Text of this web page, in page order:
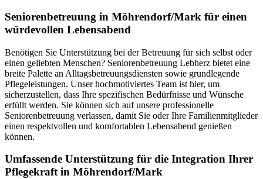
Senioren­betreuung in Möhrendorf/Mark für einen
würdevollen Lebensabend
Benötigen Sie Unterstützung bei der Betreuung für sich selbst oder
einen geliebten Menschen? Seniorenbetreuung Lebherz bietet eine
breite Palette an Alltagsbetreuungsdiensten sowie grundlegende
Pflegeleistungen. Unser hochmotiviertes Team ist hier, um
sicherzustellen, dass Ihre spezifischen Bedürfnisse und Wünsche
erfüllt werden. Sie können sich auf unsere professionelle
Seniorenbetreuung verlassen, damit Sie oder Ihre Familienmitglieder
einen respektvollen und komfortablen Lebensabend genießen
können.
Umfassende Unterstützung für die Integration Ihrer
Pflegekraft in Möhrendorf/Mark